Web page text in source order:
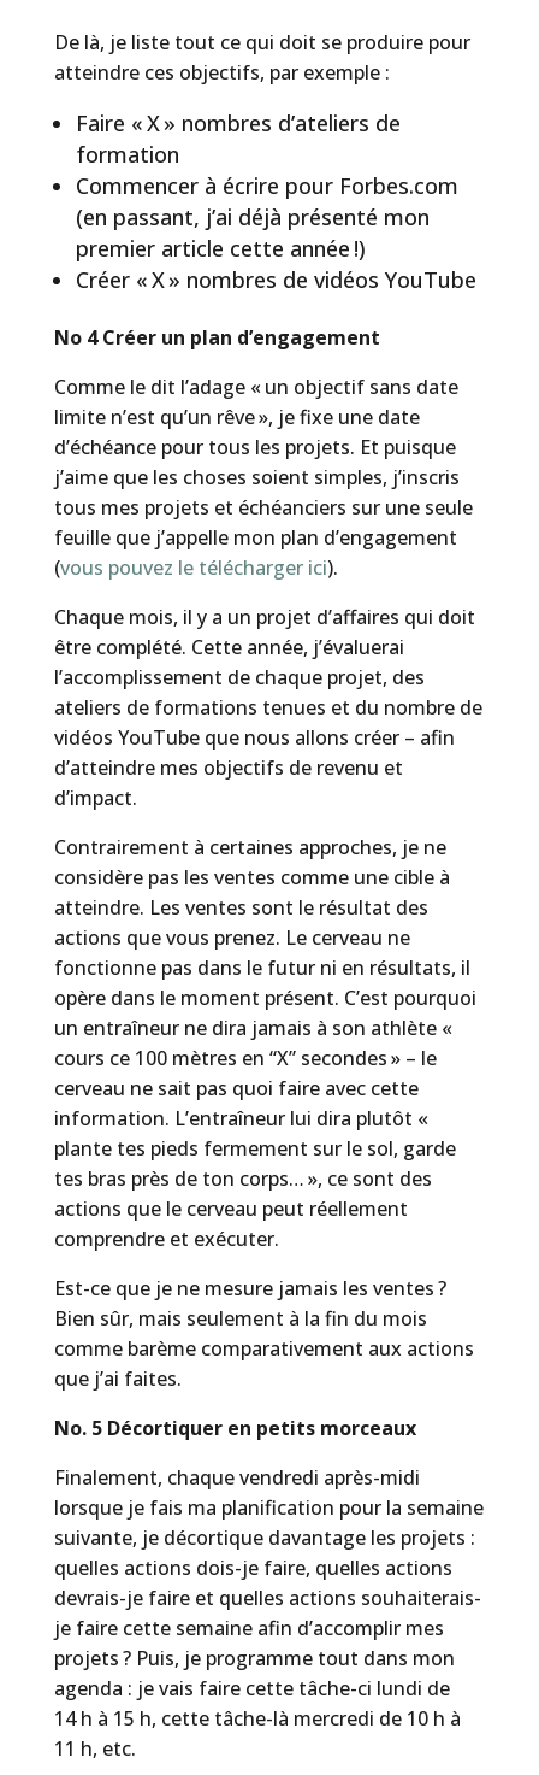
De là, je liste tout ce qui doit se produire pour
atteindre ces objectifs, par exemple :
Faire « X » nombres d’ateliers de
formation
Commencer à écrire pour Forbes.com
(en passant, j’ai déjà présenté mon
premier article cette année !)
Créer « X » nombres de vidéos YouTube
No 4 Créer un plan d’engagement
Comme le dit l’adage « un objectif sans date
limite n’est qu’un rêve », je fixe une date
d’échéance pour tous les projets. Et puisque
j’aime que les choses soient simples, j’inscris
tous mes projets et échéanciers sur une seule
feuille que j’appelle mon plan d’engagement
(vous pouvez le télécharger ici).
Chaque mois, il y a un projet d’affaires qui doit
être complété. Cette année, j’évaluerai
l’accomplissement de chaque projet, des
ateliers de formations tenues et du nombre de
vidéos YouTube que nous allons créer – afin
d’atteindre mes objectifs de revenu et
d’impact.
Contrairement à certaines approches, je ne
considère pas les ventes comme une cible à
atteindre. Les ventes sont le résultat des
actions que vous prenez. Le cerveau ne
fonctionne pas dans le futur ni en résultats, il
opère dans le moment présent. C’est pourquoi
un entraîneur ne dira jamais à son athlète «
cours ce 100 mètres en “X” secondes » – le
cerveau ne sait pas quoi faire avec cette
information. L’entraîneur lui dira plutôt «
plante tes pieds fermement sur le sol, garde
tes bras près de ton corps… », ce sont des
actions que le cerveau peut réellement
comprendre et exécuter.
Est-ce que je ne mesure jamais les ventes ?
Bien sûr, mais seulement à la fin du mois
comme barème comparativement aux actions
que j’ai faites.
No. 5 Décortiquer en petits morceaux
Finalement, chaque vendredi après-midi
lorsque je fais ma planification pour la semaine
suivante, je décortique davantage les projets :
quelles actions dois-je faire, quelles actions
devrais-je faire et quelles actions souhaiterais-
je faire cette semaine afin d’accomplir mes
projets ? Puis, je programme tout dans mon
agenda : je vais faire cette tâche-ci lundi de
14 h à 15 h, cette tâche-là mercredi de 10 h à
11 h, etc.